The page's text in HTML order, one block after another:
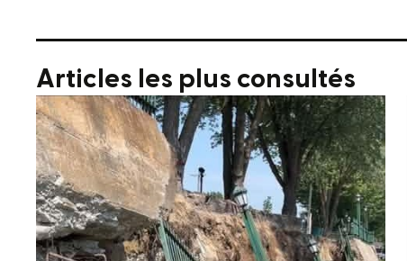
Articles les plus consultés